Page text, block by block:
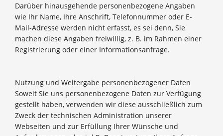
Darüber hinausgehende personenbezogene Angaben
wie Ihr Name, Ihre Anschrift, Telefonnummer oder E-
Mail-Adresse werden nicht erfasst, es sei denn, Sie
machen diese Angaben freiwillig, z. B. im Rahmen einer
Registrierung oder einer Informationsanfrage.
Nutzung und Weitergabe personenbezogener Daten
Soweit Sie uns personenbezogene Daten zur Verfügung
gestellt haben, verwenden wir diese ausschließlich zum
Zweck der technischen Administration unserer
Webseiten und zur Erfüllung Ihrer Wünsche und